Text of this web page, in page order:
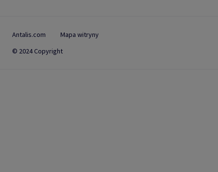
Antalis.com
Mapa witryny
© 2024 Copyright